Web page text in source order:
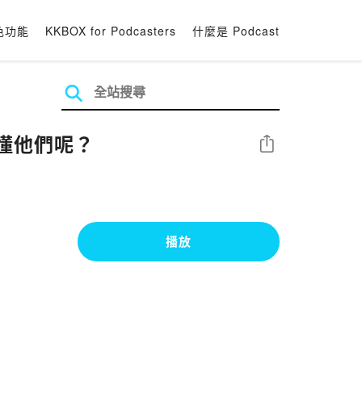
功能 KKBOX for Podcasters 什麼是 Podcast
他們呢？ 分享
播放